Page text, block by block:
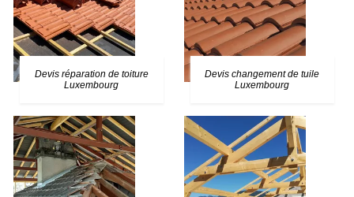
Devis réparation de toiture
Luxembourg
Devis changement de tuile
Luxembourg